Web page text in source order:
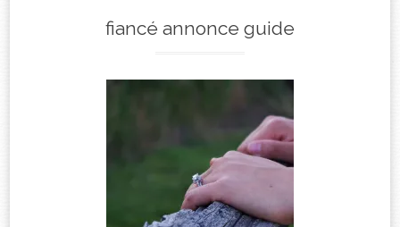
fiancé annonce guide